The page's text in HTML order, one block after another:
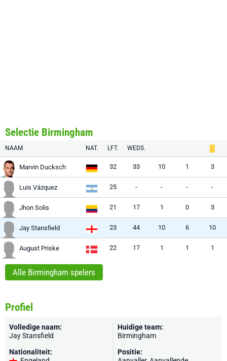
Selectie Birmingham
NAAM NAT. LFT. WEDS.
Marvin Ducksch 32 33 10 1 3
Luis Vázquez 25 - - - -
Jhon Solis 21 17 1 0 3
Jay Stansfield 23 44 10 6 10
August Priske 22 17 1 1 1
Alle Birmingham spelers
Profiel
Volledige naam:
Jay Stansfield
Nationaliteit:
Huidige team:
Birmingham
Positie: